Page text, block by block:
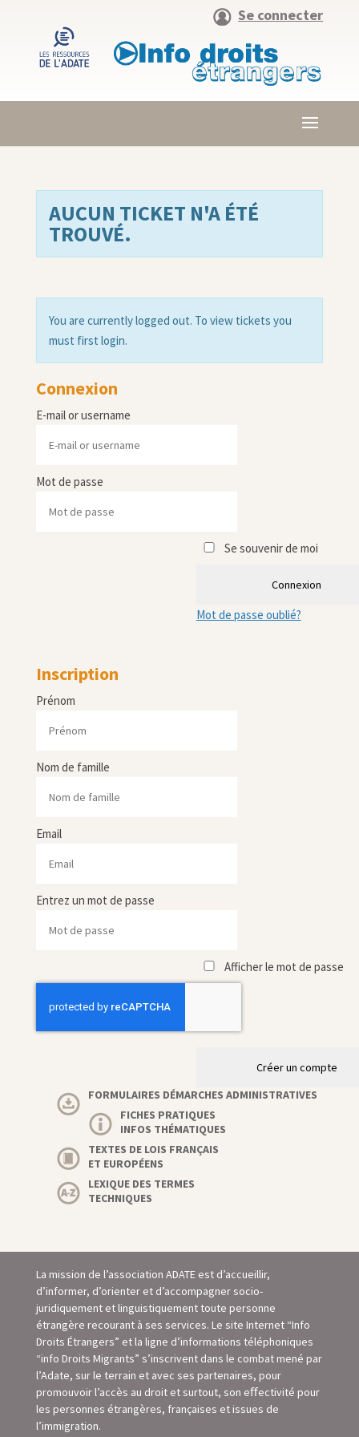
Se connecter
AUCUN TICKET N'A ÉTÉ
TROUVÉ.
You are currently logged out. To view tickets you
must first login.
Connexion
E-mail or username
Mot de passe
Se souvenir de moi
Connexion
Mot de passe oublié?
Inscription
Prénom
Nom de famille
Email
Entrez un mot de passe
Afficher le mot de passe
Créer un compte
FORMULAIRES DÉMARCHES ADMINISTRATIVES
FICHES PRATIQUES
INFOS THÉMATIQUES
TEXTES DE LOIS FRANÇAIS
ET EUROPÉENS
LEXIQUE DES TERMES
TECHNIQUES
La mission de l’association ADATE est d’accueillir,
d’informer, d’orienter et d’accompagner socio-
juridiquement et linguistiquement toute personne
étrangère recourant à ses services. Le site Internet “Info
Droits Étrangers” et la ligne d’informations téléphoniques
“info Droits Migrants” s’inscrivent dans le combat mené par
l’Adate, sur le terrain et avec ses partenaires, pour
promouvoir l’accès au droit et surtout, son eﬀectivité pour
les personnes étrangères, françaises et issues de
l’immigration.